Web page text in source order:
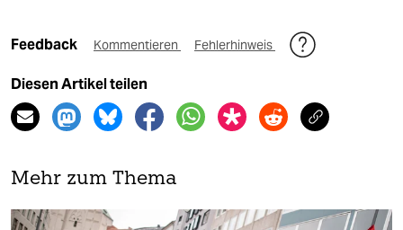
Feedback Kommentieren Fehlerhinweis
Diesen Artikel teilen
Mehr zum Thema